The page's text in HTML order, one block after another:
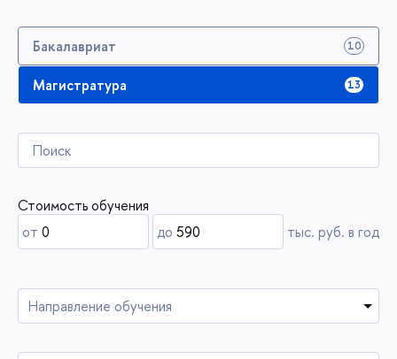
Бакалавриат 10
Магистратура 13
Стоимость обучения
от
до тыс. руб. в год
Направление обучения